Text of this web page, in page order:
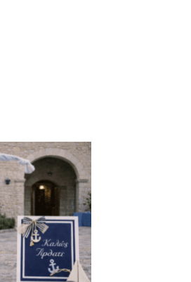
Πρόσθήκη
στην λίστα
επιθυμιών